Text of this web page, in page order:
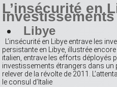
L’insécurité en
Libye
L’insécurité en Libye entrave les
persistante en Libye, illustrée
italien, entrave les efforts déployés
investissements étrangers dans un
relever de la révolte de 2011.
le consul d’Italie